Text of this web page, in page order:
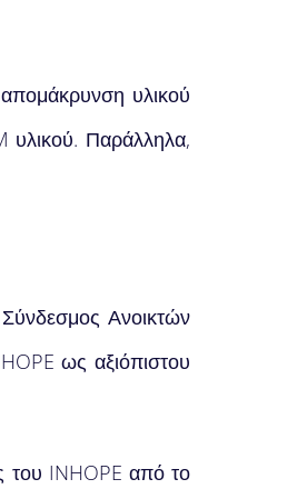
υλικού
υλικού. Παράλληλα,
Ανοικτών
ως αξιόπιστου
του INHOPE από το